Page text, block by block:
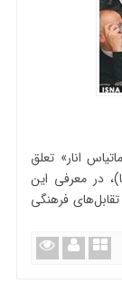
انار» تعلق
در معرفی این
فرهنگی